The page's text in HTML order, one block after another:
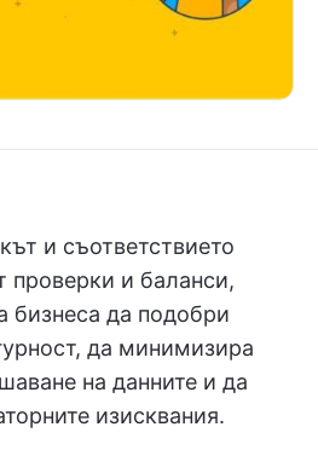
и съответствието
проверки и баланси,
бизнеса да подобри
да минимизира
на данните и да
изисквания.